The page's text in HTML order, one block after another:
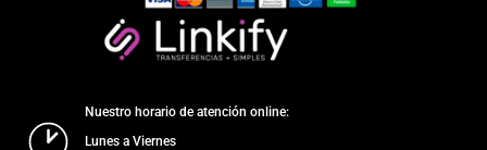
Nuestro horario de atención online:
Lunes a Viernes